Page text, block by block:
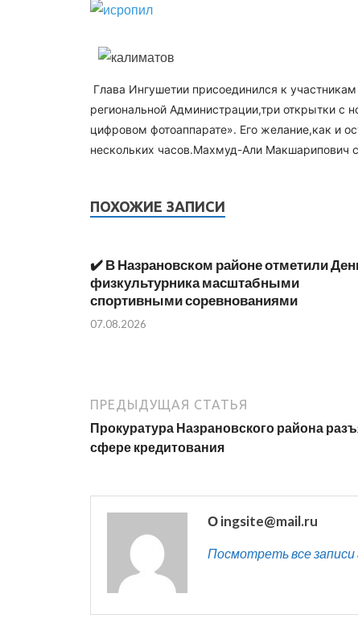
Глава Ингушетии присоединился к
региональной Администрации,три открытки с
цифровом фотоаппарате». Его желание,как и
нескольких часов.Махмуд-Али Макшарипович
ПОХОЖИЕ ЗАПИСИ
✔️ В Назрановском районе отметили
физкультурника масштабными
спортивными соревнованиями
07.08.2026
ПРЕДЫДУЩАЯ СТАТЬЯ
Прокуратура Назрановского района
сфере кредитования
О ingsite@mail.ru
Посмотреть все записи